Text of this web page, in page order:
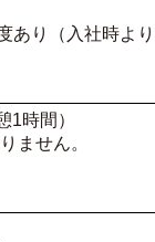
あり（入社時よ
1時間）
ません。